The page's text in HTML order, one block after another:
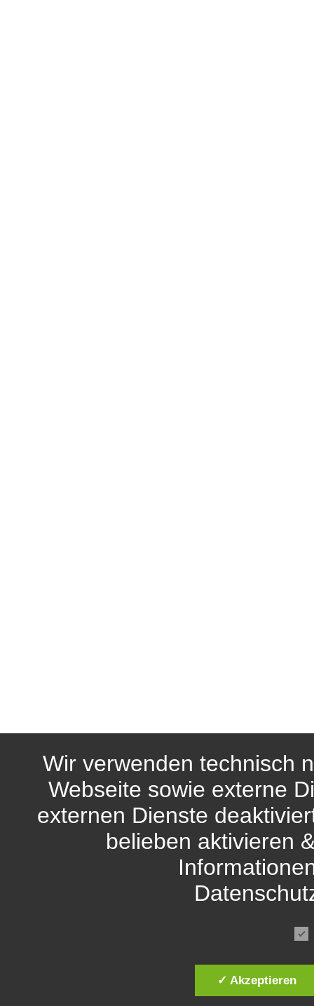
Wir verwenden technisch
Webseite sowie externe
externen Dienste
belieben aktivieren
✓ Akzeptieren